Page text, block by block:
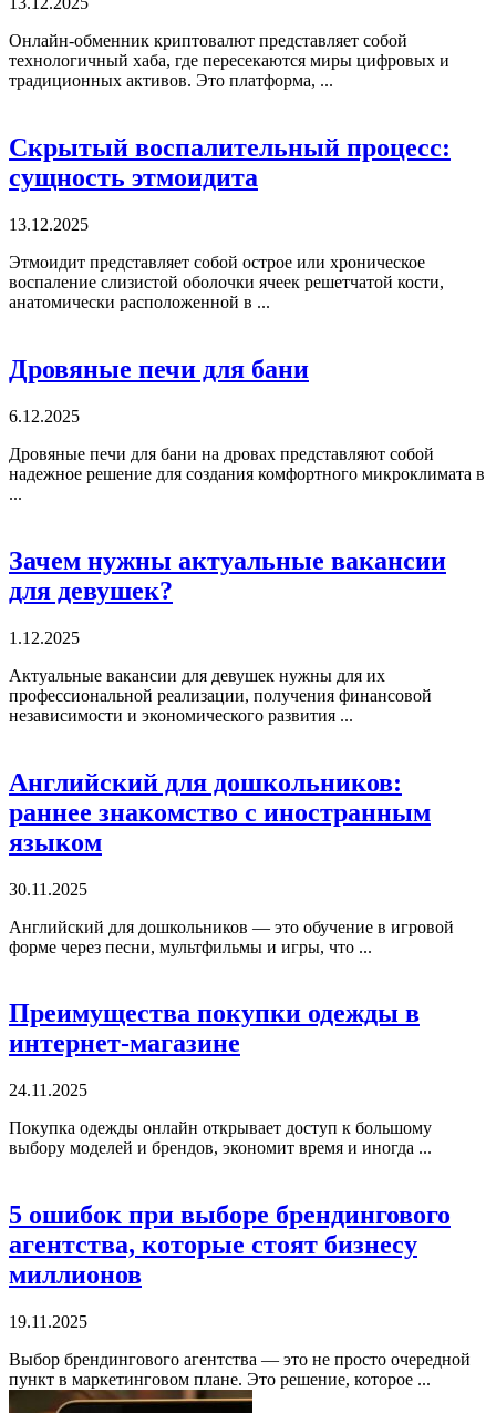
Онлайн-обменник криптовалют представляет собой
технологичный хаба, где пересекаются миры цифровых и
традиционных активов. Это платформа, ...
Скрытый воспалительный процесс:
сущность этмоидита
13.12.2025
Этмоидит представляет собой острое или хроническое
воспаление слизистой оболочки ячеек решетчатой кости,
анатомически расположенной в ...
Дровяные печи для бани
6.12.2025
Дровяные печи для бани на дровах представляют собой
надежное решение для создания комфортного микроклимата в
...
Зачем нужны актуальные вакансии
для девушек?
1.12.2025
Актуальные вакансии для девушек нужны для их
профессиональной реализации, получения финансовой
независимости и экономического развития ...
Английский для дошкольников:
раннее знакомство с иностранным
языком
30.11.2025
Английский для дошкольников — это обучение в игровой
форме через песни, мультфильмы и игры, что ...
Преимущества покупки одежды в
интернет‑магазине
24.11.2025
Покупка одежды онлайн открывает доступ к большому
выбору моделей и брендов, экономит время и иногда ...
5 ошибок при выборе брендингового
агентства, которые стоят бизнесу
миллионов
19.11.2025
Выбор брендингового агентства — это не просто очередной
пункт в маркетинговом плане. Это решение, которое ...